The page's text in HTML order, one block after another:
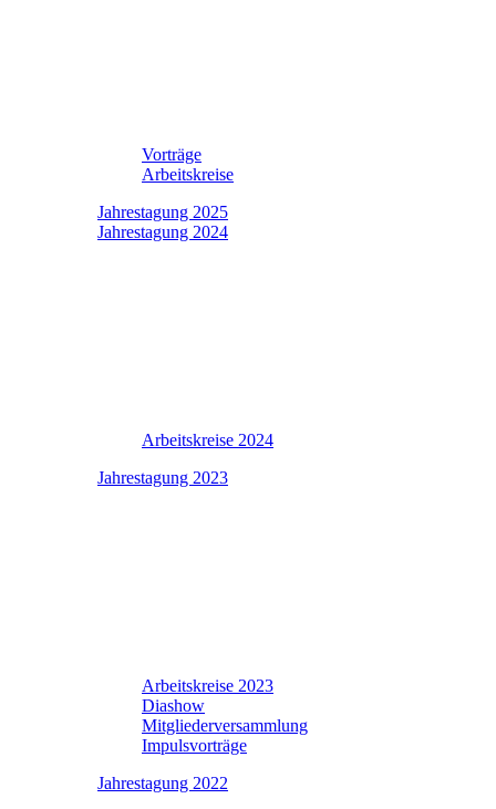
Vorträge
Arbeitskreise
Jahrestagung 2025
Jahrestagung 2024
Arbeitskreise 2024
Jahrestagung 2023
Arbeitskreise 2023
Diashow
Mitgliederversammlung
Impulsvorträge
Jahrestagung 2022